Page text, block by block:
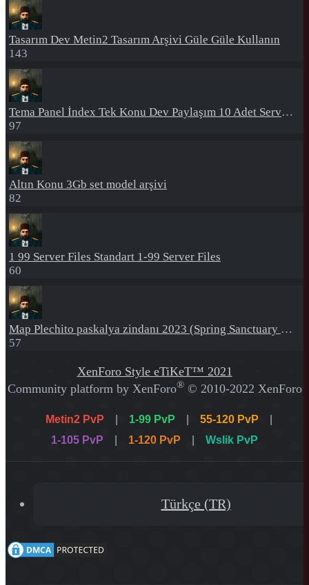
Tasarım Dev Metin2 Tasarım Arşivi Güle Güle Kullanın
143
Tema Panel İndex Tek Konu Dev Paylaşım 10 Adet Server Tanıtım İndex
97
Altın Konu 3Gb set model arşivi
82
1 99 Server Files Standart 1-99 Server Files
60
Map Plechito paskalya zindanı 2023 (Spring Sanctuary dungeon)
57
XenForo Style eTiKeT™ 2021
Community platform by XenForo® © 2010-2022 XenForo
[XGT] Forum statistics system- XenGenTr
XenForo 2 Türkçe eTiKeT™ 2022
Metin2 PvP 1-99 PvP 55-120 PvP
1-105 PvP
1-120 PvP Wslik PvP
Türkçe (TR)